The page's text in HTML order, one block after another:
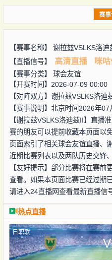
赛事
【赛事名称】 谢拉玆VSLKS洛迪
【直播信号】
高清直播 咪
【赛事分类】 球会友谊
【开赛时间】2026-07-09 00:00
【对阵双方】 谢拉玆VSLKS洛迪
【赛事说明】北京时间2026年
【谢拉玆VSLKS洛迪兹II】直播
赛的朋友可以提前收藏本页面以
页面索引了相关球会友谊直播、
近期比赛列表以及两队历史交锋
【友好提示】部分比赛将在赛
查看。如果本页面比赛已经过期
请进入24直播网查看最新直播信号
热点直播
日职联